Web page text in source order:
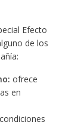
Efecto
de los
ofrece
en